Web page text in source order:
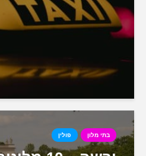
בתי מלון פולין